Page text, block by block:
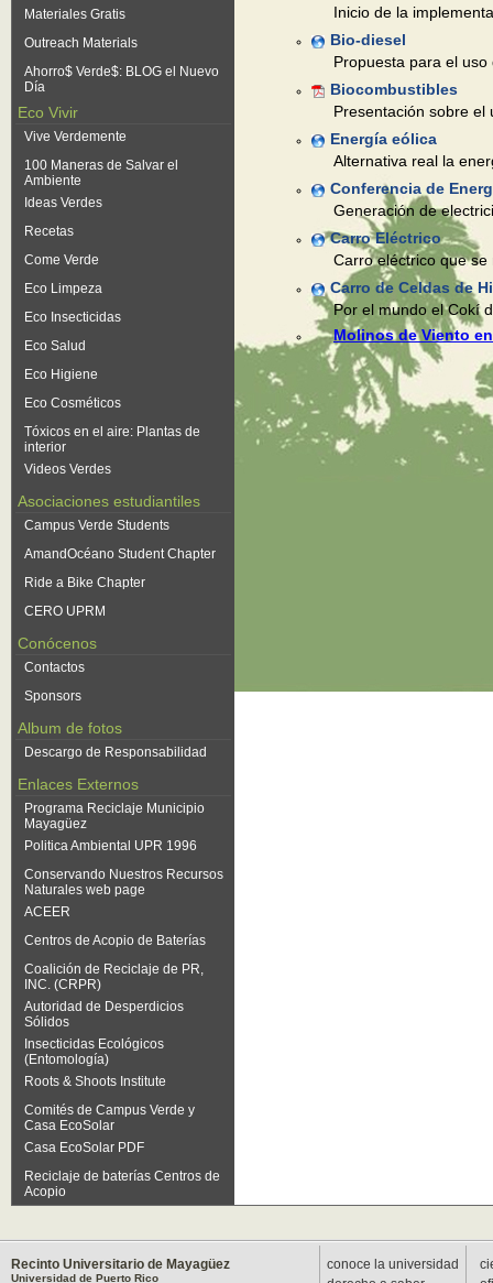
Materiales Gratis
Outreach Materials
Ahorro$ Verde$: BLOG el Nuevo
Día
Eco Vivir
Vive Verdemente
100 Maneras de Salvar el
Ambiente
Ideas Verdes
Recetas
Come Verde
Eco Limpeza
Eco Insecticidas
Eco Salud
Eco Higiene
Eco Cosméticos
Tóxicos en el aire: Plantas de
interior
Videos Verdes
Asociaciones estudiantiles
Campus Verde Students
AmandOcéano Student Chapter
Ride a Bike Chapter
CERO UPRM
Conócenos
Contactos
Sponsors
Album de fotos
Descargo de Responsabilidad
Enlaces Externos
Programa Reciclaje Municipio
Mayagüez
Politica Ambiental UPR 1996
Conservando Nuestros Recursos
Naturales web page
ACEER
Centros de Acopio de Baterías
Coalición de Reciclaje de PR,
INC. (CRPR)
Autoridad de Desperdicios
Sólidos
Insecticidas Ecológicos
(Entomología)
Roots & Shoots Institute
Comités de Campus Verde y
Casa EcoSolar
Casa EcoSolar PDF
Reciclaje de baterías Centros de
Acopio
Inicio de la
Bio-diesel
Propuesta para el uso
Biocombustibles
Presentación sobre el
Energía eólica
Alternativa real la
Conferencia de
Generación de
Carro Eléctrico
Carro eléctrico que
Carro de Celdas de
Por el mundo el Cokí
Molinos de Viento
Recinto Universitario de Mayagüez
Universidad de Puerto Rico
conoce la universidad